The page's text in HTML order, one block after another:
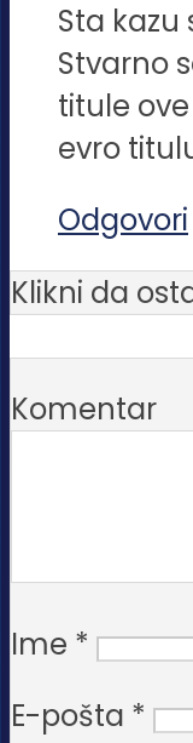
Sta kazu
Stvarno
titule
evro
Odgovori
Klikni da
Komentar
Ime *
E-pošta *